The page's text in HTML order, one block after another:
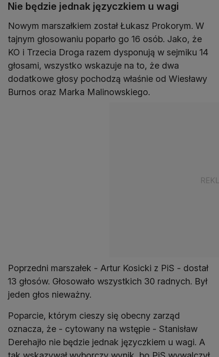
Nie będzie jednak języczkiem u wagi
Nowym marszałkiem został Łukasz Prokorym. W
tajnym głosowaniu poparło go 16 osób. Jako, że
KO i Trzecia Droga razem dysponują w sejmiku 14
głosami, wszystko wskazuje na to, że dwa
dodatkowe głosy pochodzą właśnie od Wiesławy
Poprzedni marszałek - Artur Kosicki z PiS - dostał
13 głosów. Głosowało wszystkich 30 radnych. Był
jeden głos nieważny.
Poparcie, którym cieszy się obecny zarząd
oznacza, że - cytowany na wstępie - Stanisław
Derehajło nie będzie jednak języczkiem u wagi. A